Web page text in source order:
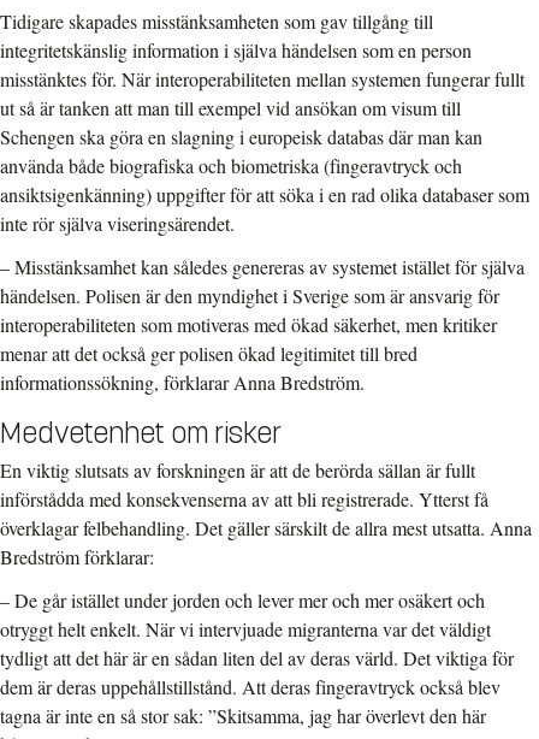
Tidigare skapades misstänksamheten som gav tillgång till
integritetskänslig information i själva händelsen som en person
misstänktes för. När interoperabiliteten mellan systemen fungerar fullt
ut så är tanken att man till exempel vid ansökan om visum till
Schengen ska göra en slagning i europeisk databas där man kan
använda både biografiska och biometriska (fingeravtryck och
ansiktsigenkänning) uppgifter för att söka i en rad olika databaser som
inte rör själva viseringsärendet.
– Misstänksamhet kan således genereras av systemet istället för själva
händelsen. Polisen är den myndighet i Sverige som är ansvarig för
interoperabiliteten som motiveras med ökad säkerhet, men kritiker
menar att det också ger polisen ökad legitimitet till bred
informationssökning, förklarar Anna Bredström.
Medvetenhet om risker
En viktig slutsats av forskningen är att de berörda sällan är fullt
införstådda med konsekvenserna av att bli registrerade. Ytterst få
överklagar felbehandling. Det gäller särskilt de allra mest utsatta. Anna
Bredström förklarar:
– De går istället under jorden och lever mer och mer osäkert och
otryggt helt enkelt. När vi intervjuade migranterna var det väldigt
tydligt att det här är en sådan liten del av deras värld. Det viktiga för
dem är deras uppehållstillstånd. Att deras fingeravtryck också blev
tagna är inte en så stor sak: ”Skitsamma, jag har överlevt den här